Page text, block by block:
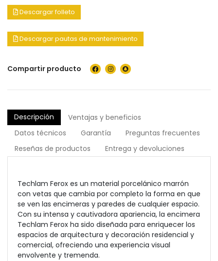
Descargar folleto
Descargar pautas de mantenimiento
Compartir producto
Descripción
Ventajas y beneficios
Datos técnicos
Garantía
Preguntas frecuentes
Reseñas de productos
Entrega y devoluciones
Techlam Ferox es un material porcelánico marrón
con vetas que cambia por completo la forma en que
se ven las encimeras y paredes de cualquier espacio.
Con su intensa y cautivadora apariencia, la encimera
Techlam Ferox ha sido diseñada para enriquecer los
espacios de arquitectura y decoración residencial y
comercial, ofreciendo una experiencia visual
envolvente y tremenda.